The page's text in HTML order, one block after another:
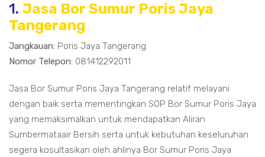
1. Jasa Bor Sumur Poris Jaya
Tangerang
Jangkauan: Poris Jaya Tangerang
Nomor Telepon: 081412292011
Jasa Bor Sumur Poris Jaya Tangerang relatif melayani
dengan baik serta mementingkan SOP Bor Sumur Poris Jaya
yang memaksimalkan untuk mendapatkan Aliran
Sumbermataair Bersih serta untuk kebutuhan keseluruhan
segera kosultasikan oleh ahlinya Bor Sumur Poris Jaya